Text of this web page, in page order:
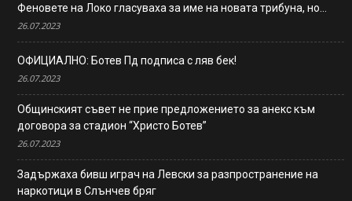
Феновете на Локо гласуваха за име на новата трибуна, но…
26.07.2023
ОФИЦИАЛНО: Ботев Пд подписа с ляв бек!
26.07.2023
Общинският съвет не прие предложението за анекс към
договора за стадион “Христо Ботев”
26.07.2023
Задържаха бивш играч на Левски за разпространение на
наркотици в Слънчев бряг